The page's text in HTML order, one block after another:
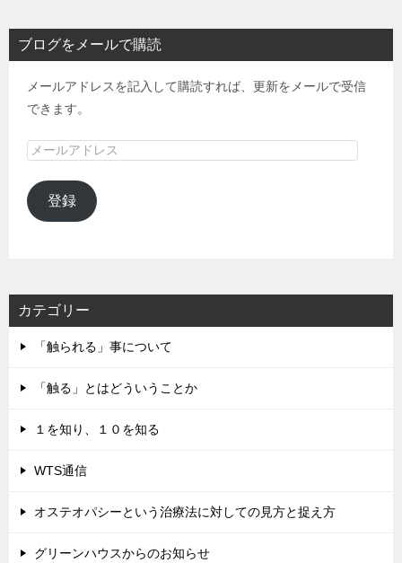
ブログをメールで購読
メールアドレスを記入して購読すれば、更新をメールで受信
できます。
メ
ル
ア
登録
カテゴリー
「触られる」事について
「触る」とはどういうことか
１を知り、１０を知る
WTS通信
オステオパシーという治療法に対しての見方と捉え方
グリーンハウスからのお知らせ